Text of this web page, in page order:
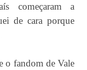
começaram a
de cara porque
o fandom de Vale